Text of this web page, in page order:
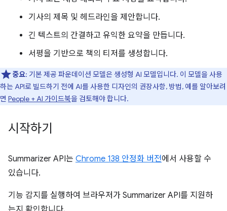
기사의 제목 및 헤드라인을 제안합니다.
긴 텍스트의 간결하고 유익한 요약을 만듭니다.
서평을 기반으로 책의 티저를 생성합니다.
중요: 기본 제공 파운데이션 모델은 생성형 AI 모델입니다. 이 모델을 사용
하는 API로 빌드하기 전에 AI를 사용한 디자인의 권장사항, 방법, 예를 알아보려
면 People + AI 가이드북을 검토해야 합니다.
시작하기
Summarizer API는 Chrome 138 안정화 버전에서 사용할 수
있습니다.
기능 감지를 실행하여 브라우저가 Summarizer API를 지원하